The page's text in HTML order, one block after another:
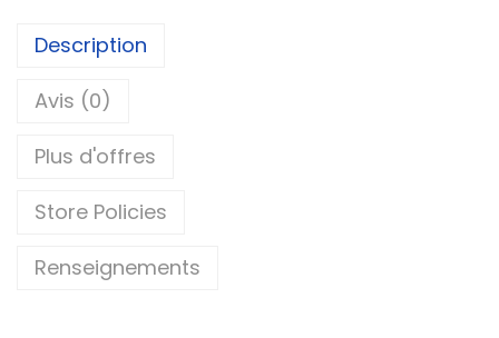
Description
Avis (0)
Plus d'offres
Store Policies
Renseignements